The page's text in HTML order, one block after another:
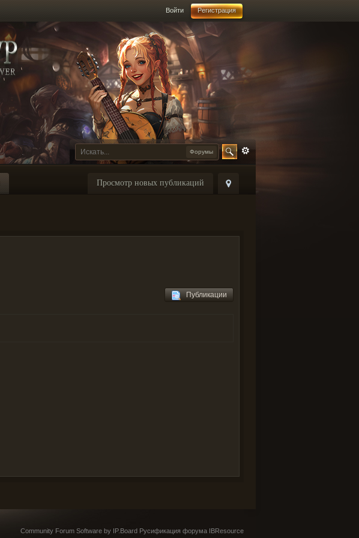
Войти Регистрация
Форумы
Просмотр новых публикаций
Публикации
Community Forum Software by IP.Board Русификация форума IBResource